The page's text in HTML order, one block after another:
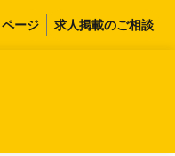
ージ 求人掲載のご相談